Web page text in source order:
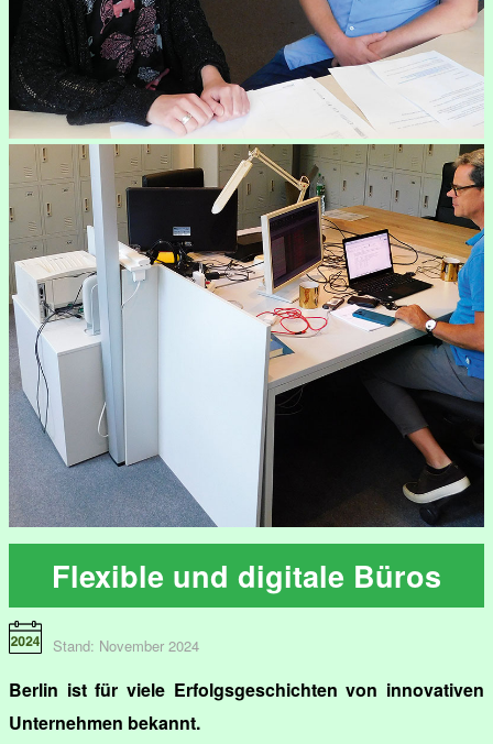
Flexible und digitale Büros
Stand: November 2024
Berlin ist für viele Erfolgsgeschichten von innovativen
Unternehmen bekannt.